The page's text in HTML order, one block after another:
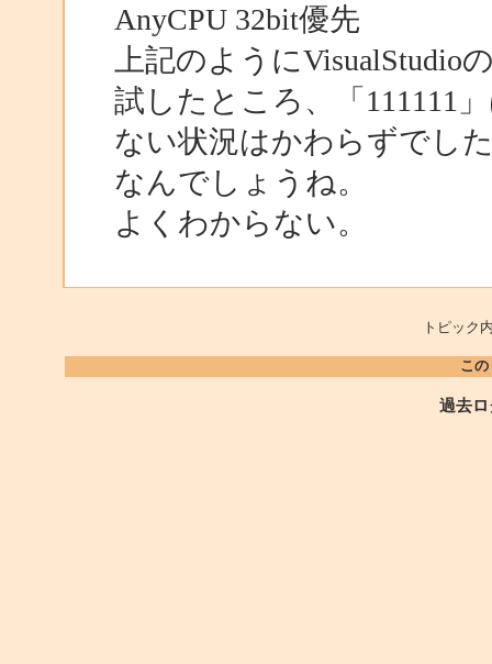
AnyCPU 32bit優先
上記のようにVisualStudio
試したところ、「111111
ない状況はかわらずでし
なんでしょうね。
よくわからない。
トピッ
こ
過去